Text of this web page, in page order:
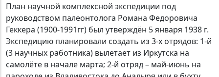
План научной комплексной экспедиции под
руководством палеонтолога Романа Федоровича
Геккера (1900-1991гг) был утверждён 5 января 1938 г.
Экспедицию планировали создать из 3-х отрядов: 1-й
(3 научных работника) вылетает из Иркутска на
самолёте в начале марта; 2-й отряд – май-июнь на